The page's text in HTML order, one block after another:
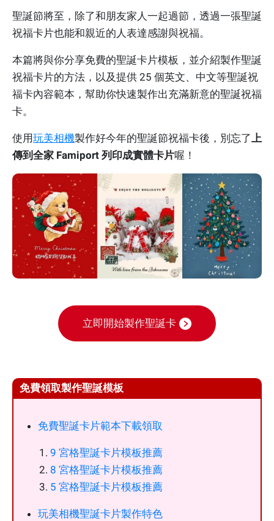
聖誕節將至，除了和朋友家人一起過節，透過一張聖誕
祝福卡片也能和親近的人表達感謝與祝福。
本篇將與你分享免費的聖誕卡片模板，並介紹製作聖誕
祝福卡片的方法，以及提供 25 個英文、中文等聖誕祝
福卡內容範本，幫助你快速製作出充滿新意的聖誕祝福
卡。
使用玩美相機製作好今年的聖誕節祝福卡後，別忘了上
傳到全家 Famiport 列印成實體卡片喔！
立即開始製作聖誕卡
免費領取製作聖誕模板
免費聖誕卡片範本下載領取
9 宮格聖誕卡片模板推薦
8 宮格聖誕卡片模板推薦
5 宮格聖誕卡片模板推薦
玩美相機聖誕卡片製作特色